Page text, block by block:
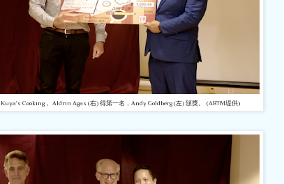
Kuya's Cooking， Aldrin Agas (右) 得第一名，Andy Goldberg (左) 頒獎。 (ABTM堤供)